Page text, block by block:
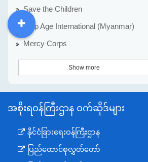
Save the Children
Help Age International (Myanmar)
Mercy Corps
Show more
အစိုးရဝန်ကြီးဌာန ဝက်ဆိုဒ်များ
နိုင်ငံခြားရေးဝန်ကြီးဌာန
ပြည်ထောင်စုလွှတ်တော်